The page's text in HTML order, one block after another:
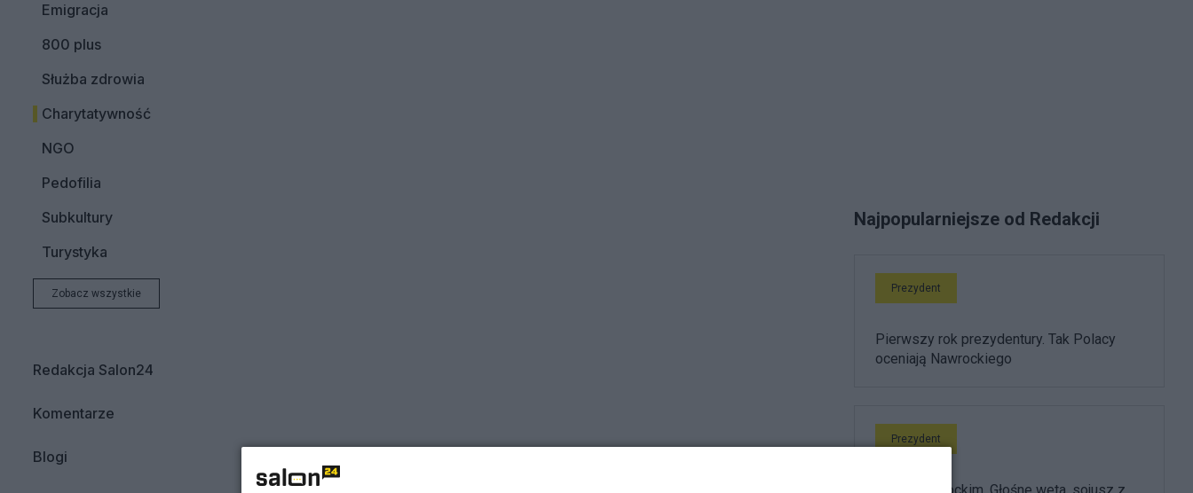
Emigracja
800 plus
Służba zdrowia
Charytatywność
NGO
Pedofilia
Subkultury
Turystyka
Zobacz wszystkie
Redakcja Salon24
Komentarze
Blogi
Najpopularniejsze od Redakcji
Prezydent
Pierwszy rok prezydentury. Tak Polacy
oceniają Nawrockiego
Prezydent